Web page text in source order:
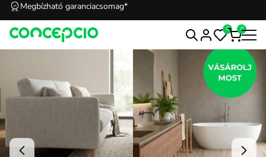
Kedvezmények Concepcioshop klubtagoknak
0 0